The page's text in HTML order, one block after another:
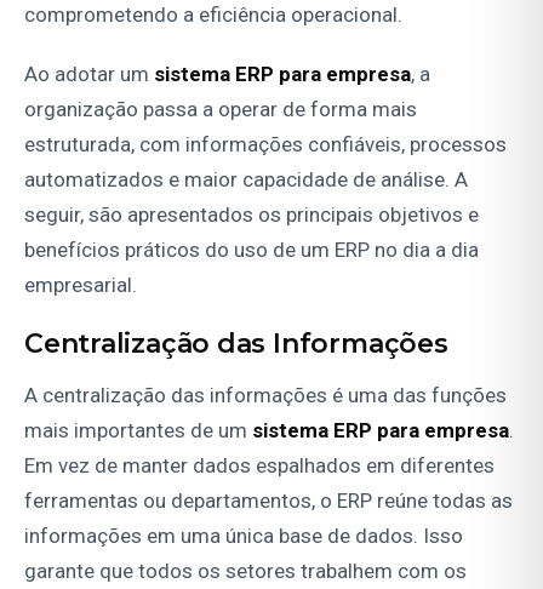
comprometendo a eficiência operacional.
Ao adotar um sistema ERP para empresa, a
organização passa a operar de forma mais
estruturada, com informações confiáveis, processos
automatizados e maior capacidade de análise. A
seguir, são apresentados os principais objetivos e
benefícios práticos do uso de um ERP no dia a dia
empresarial.
Centralização das Informações
A centralização das informações é uma das funções
mais importantes de um sistema ERP para empresa.
Em vez de manter dados espalhados em diferentes
ferramentas ou departamentos, o ERP reúne todas as
informações em uma única base de dados. Isso
garante que todos os setores trabalhem com os